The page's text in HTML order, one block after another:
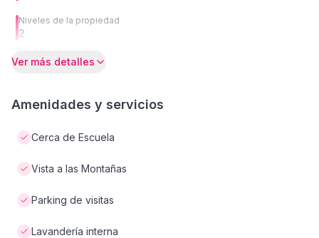
Niveles de la propiedad
2
Ver más detalles
Amenidades y servicios
Cerca de Escuela
Vista a las Montañas
Parking de visitas
Lavandería interna